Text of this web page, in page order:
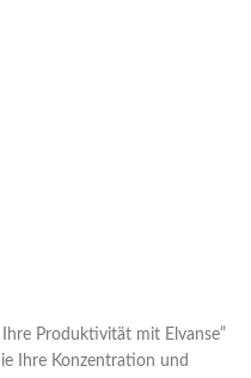
Produktivität mit Elvanse”
Ihre Konzentration und